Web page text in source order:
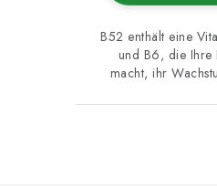
B52 enthält eine
und B6, die Ihre
macht, ihr